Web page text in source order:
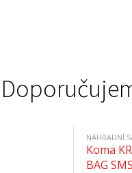
NÁHRADNÍ
Koma
BAG